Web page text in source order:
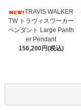
TRAVIS WALKER
TW トラヴィスワーカー
ペンダント Large Panth
er Pendant
156,200円(税込)